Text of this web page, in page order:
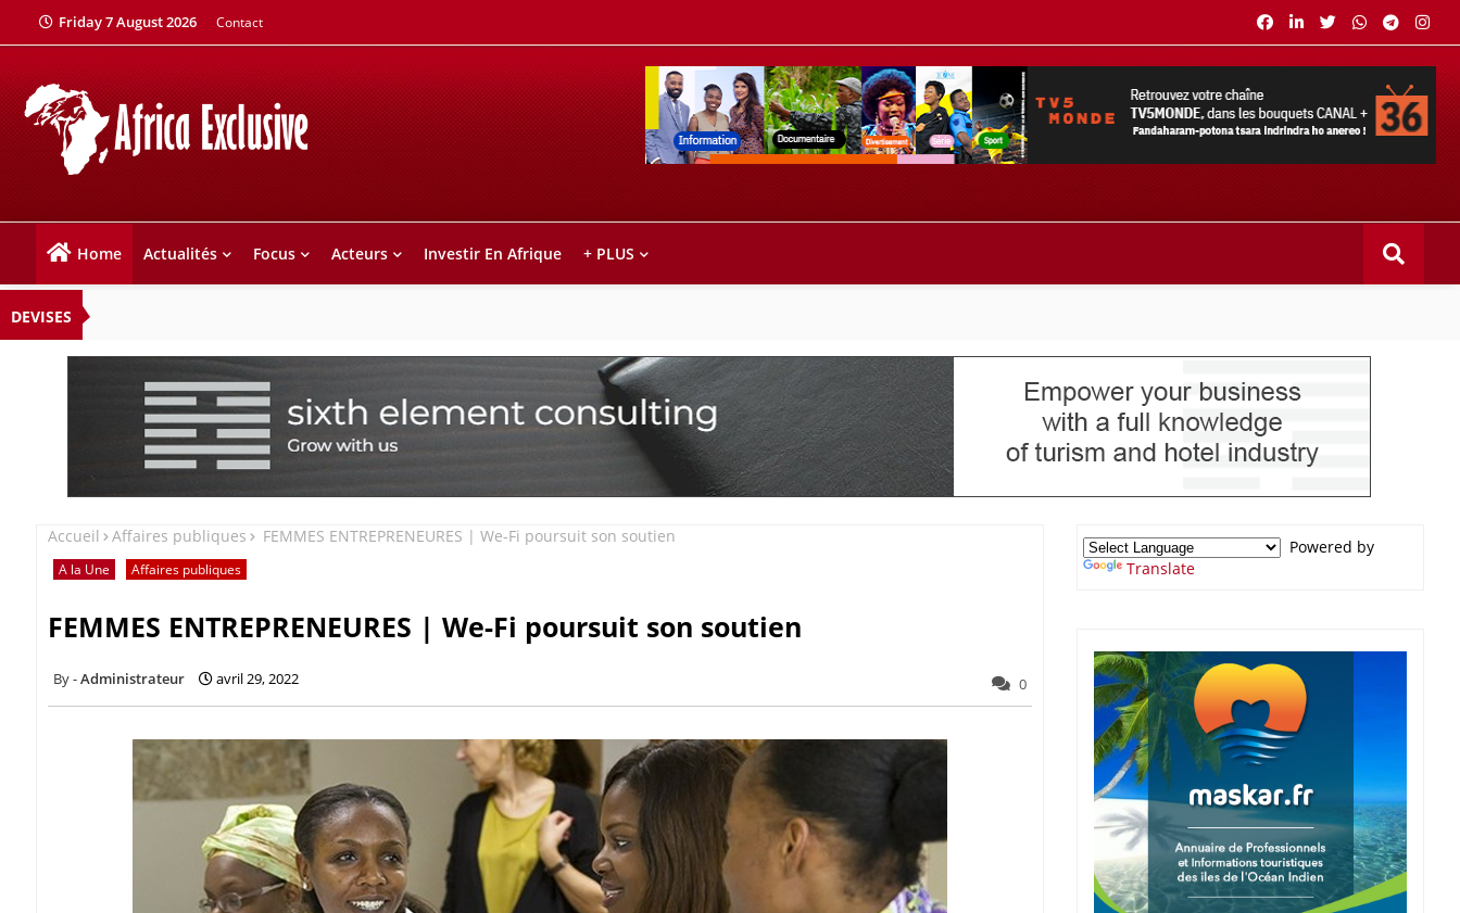
Friday 7 August 2026 Contact
Home Actualités Focus Acteurs Investir En Afrique + PLUS
DEVISES
Accueil Affaires publiques FEMMES ENTREPRENEURES | We-Fi poursuit son soutien
A la Une Affaires publiques
FEMMES ENTREPRENEURES | We-Fi poursuit son soutien
Administrateur avril 29, 2022 0
Powered by
Translate